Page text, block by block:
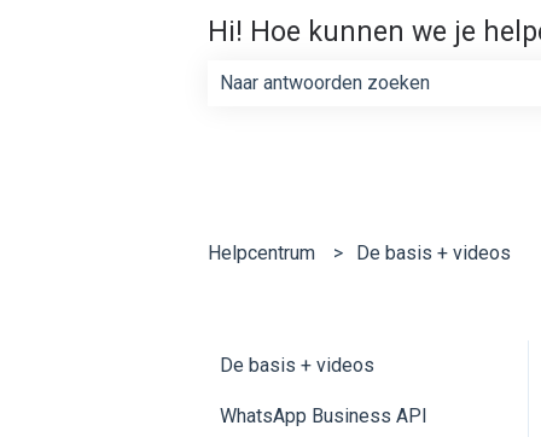
Hi! Hoe kunnen we je
Helpcentrum De basis + videos
De basis + videos
WhatsApp Business API